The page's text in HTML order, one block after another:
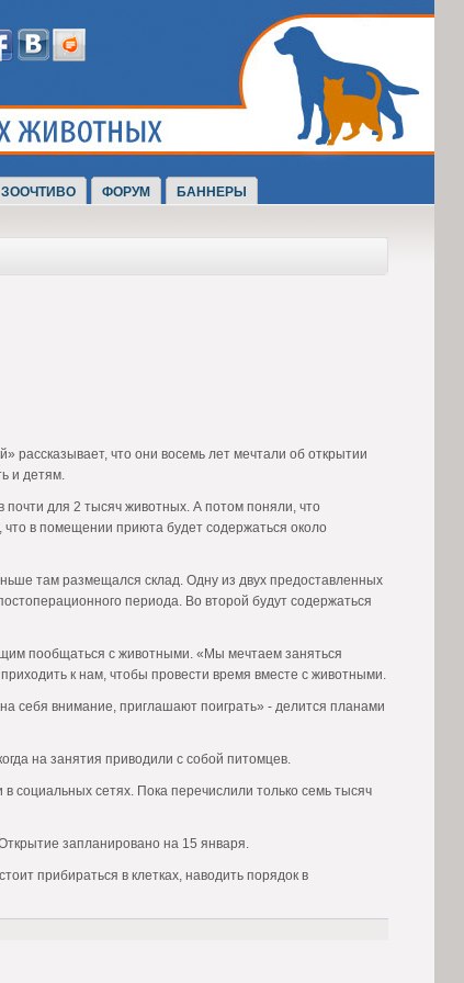
ЗООЧТИВО ФОРУМ БАННЕРЫ
рассказывает, что они восемь лет мечтали об открытии
и детям.
для 2 тысяч животных. А потом поняли, что
в помещении приюта будет содержаться около
там размещался склад. Одну из двух предоставленных
периода. Во второй будут содержаться
пообщаться с животными. «Мы мечтаем заняться
к нам, чтобы провести время вместе с животными.
себя внимание, приглашают поиграть» - делится планами
на занятия приводили с собой питомцев.
социальных сетях. Пока перечислили только семь тысяч
запланировано на 15 января.
прибираться в клетках, наводить порядок в